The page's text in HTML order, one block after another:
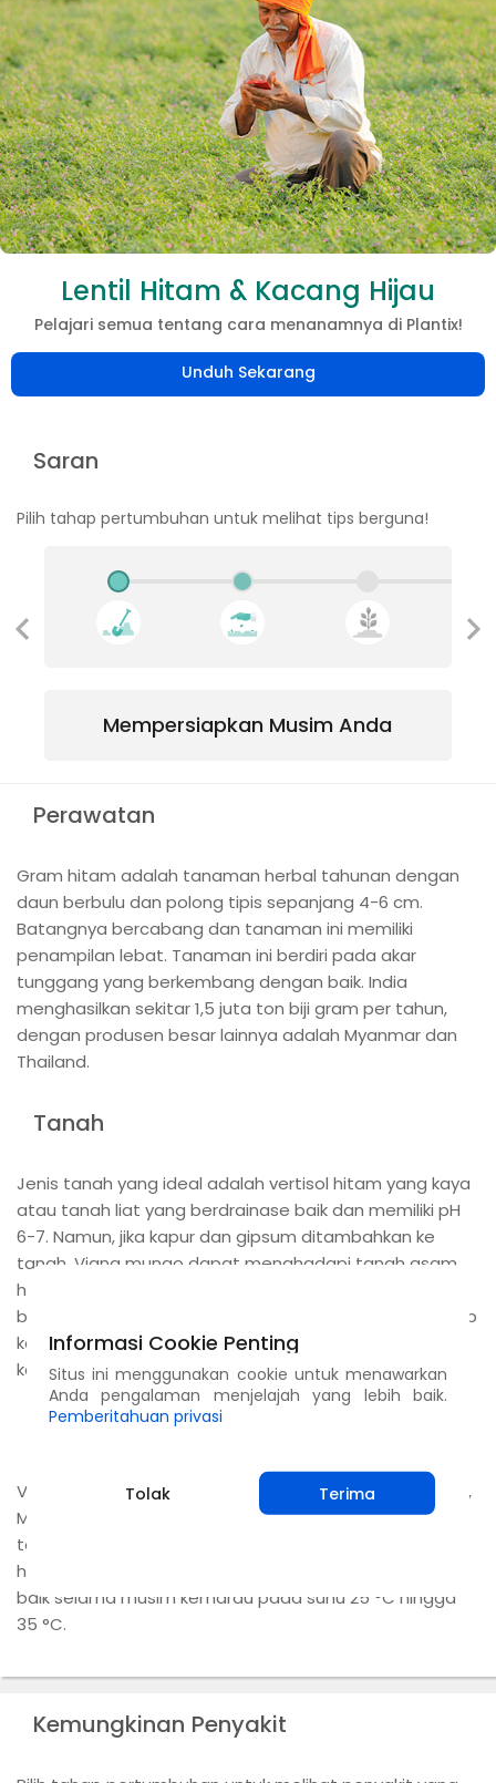
Lentil Hitam & Kacang Hijau
Pelajari semua tentang cara menanamnya di Plantix!
Unduh Sekarang
Saran
Pilih tahap pertumbuhan untuk melihat tips berguna!
Mempersiapkan Musim Anda
Perawatan
Gram hitam adalah tanaman herbal tahunan dengan
daun berbulu dan polong tipis sepanjang 4-6 cm.
Batangnya bercabang dan tanaman ini memiliki
penampilan lebat. Tanaman ini berdiri pada akar
tunggang yang berkembang dengan baik. India
menghasilkan sekitar 1,5 juta ton biji gram per tahun,
dengan produsen besar lainnya adalah Myanmar dan
Thailand.
Tanah
Jenis tanah yang ideal adalah vertisol hitam yang kaya
atau tanah liat yang berdrainase baik dan memiliki pH
6-7. Namun, jika kapur dan gipsum ditambahkan ke
tanah, Vigna mungo dapat menghadapi tanah asam
hingga pH 4,5. Tanaman ini sensitif terhadap tanah
berkadar garam dan alkali. Tanaman ini tahan terhadap
kekeringan dan tumbuh paling baik di daerah semi-
kering.
Iklim
Vigna mungo dapat ditemukan di daerah tropis di Asia,
Madagaskar dan Afrika. Tumbuhan ini terutama
tersebar di dataran rendah tetapi dapat ditemukan
hingga 1800 m di atas permukaan laut. Tumbuh paling
baik selama musim kemarau pada suhu 25 °C hingga
35 °C.
Kemungkinan Penyakit
Informasi Cookie Penting
Situs ini menggunakan cookie untuk menawarkan
Anda pengalaman menjelajah yang lebih baik.
Pemberitahuan privasi
Tolak Terima